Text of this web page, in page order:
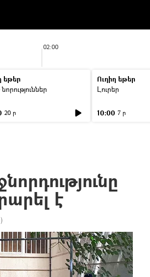
02:00
եթեր
20 ր
Ուղիղ եթեր
Լուրեր
10:00 7 ր
է
)